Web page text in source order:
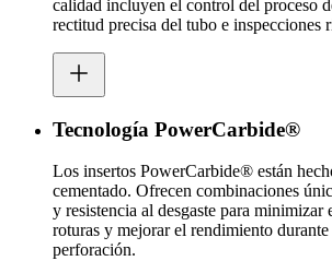
calidad incluyen el control del proceso
rectitud precisa del tubo e inspecciones
Tecnología PowerCarbide®
Los insertos PowerCarbide® están
cementado. Ofrecen combinaciones
y resistencia al desgaste para minimizar
roturas y mejorar el rendimiento durante
perforación.